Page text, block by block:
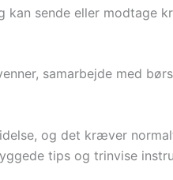
sende eller modtage
samarbejde med
og det kræver
tips og trinvise